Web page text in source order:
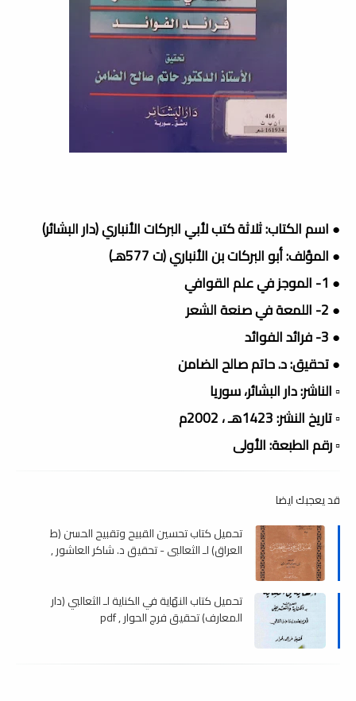
● اسم الكتاب: ثلاثة كتب لأبي البركات الأنباري (دار البشائر)
● المؤلف: أبو البركات بن الأنباري (ت 577هـ)
● 1- الموجز في علم القوافي
● 2- اللمعة في صنعة الشعر
● 3- فرائد الفوائد
● تحقيق: د. حاتم صالح الضامن
▫️ الناشر: دار البشائر، سوريا
▫️ تاريخ النشر: 1423هـ ، 2002م
▫️ رقم الطبعة: الأولى
قد يعجبك ايضا
تحميل كتاب تحسين القبيح وتقبيح الحسن (ط
العراق) لـ الثعالبي - تحقيق د. شاكر العاشور ,
تحميل كتاب النهّاية في الكناية لـ الثعالبي (دار
المعارف) تحقيق فرج الحوار , pdf